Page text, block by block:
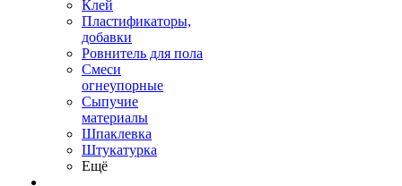
Клей
Пластификаторы,
добавки
Ровнитель для пола
Смеси
огнеупорные
Сыпучие
материалы
Шпаклевка
Штукатурка
Ещё